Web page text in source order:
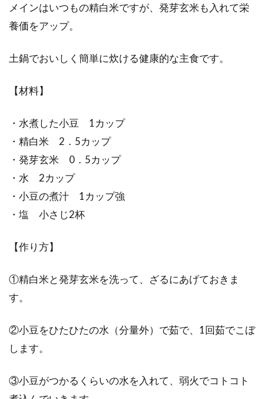
メインはいつもの精白米ですが、発芽玄米も入れて栄
養価をアップ。
土鍋でおいしく簡単に炊ける健康的な主食です。
【材料】
・水煮した小豆 1カップ
・精白米 2．5カップ
・発芽玄米 0．5カップ
・水 2カップ
・小豆の煮汁 1カップ強
・塩 小さじ2杯
【作り方】
①精白米と発芽玄米を洗って、ざるにあげておきま
す。
②小豆をひたひたの水（分量外）で茹で、1回茹でこぼ
します。
③小豆がつかるくらいの水を入れて、弱火でコトコト